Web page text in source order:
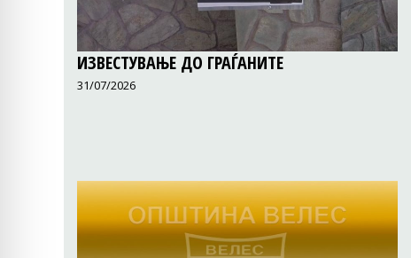
ИЗВЕСТУВАЊЕ ДО ГРАЃАНИТЕ
31/07/2026